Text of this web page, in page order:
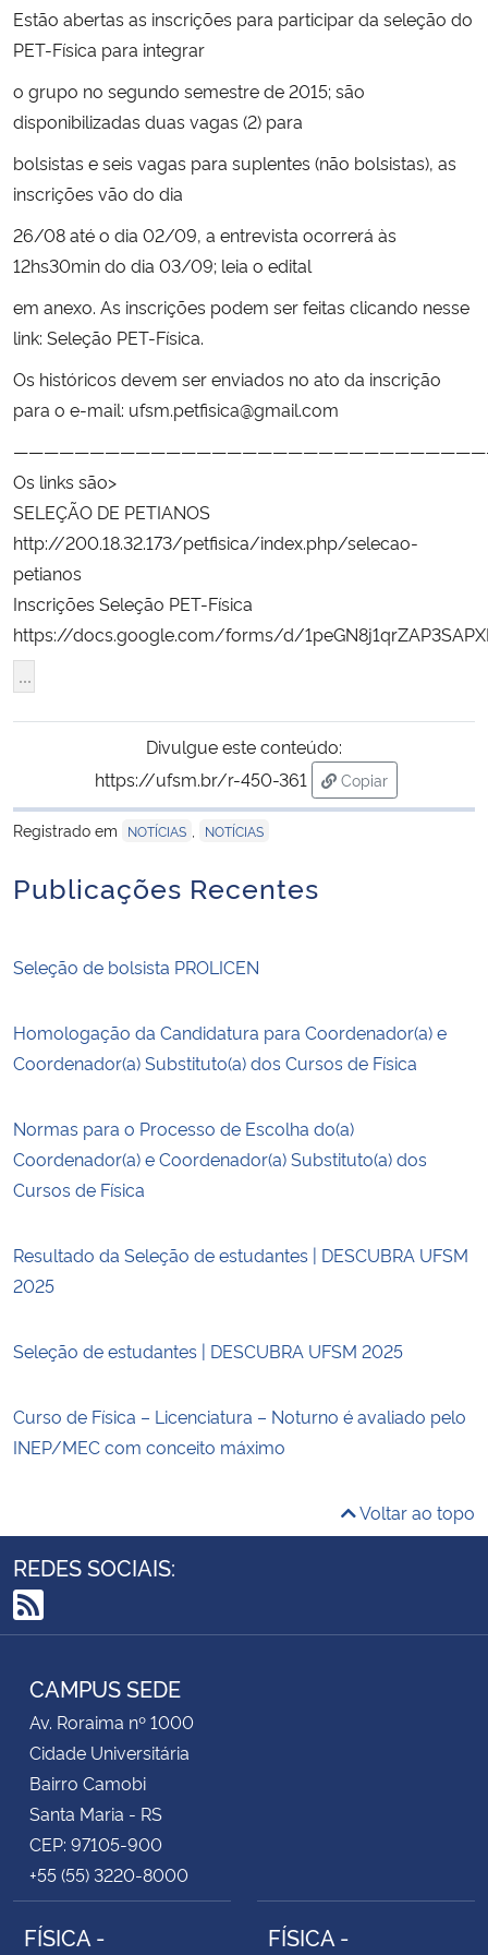
Ministério da Cidadania
Ministério de Minas e Energia
Ministério da Ciência, Tecnologia, Inovações e Comunicações
Ministério do Turismo
Controladoria-Geral da União
Ministério da Mulher, da Família e dos Direitos Humanos
Secretaria-Geral
Secretaria de Governo
Banco Central do Brasil
Planalto
Estão abertas as inscrições para participar da seleção do
PET-Física para integrar
o grupo no segundo semestre de 2015; são
disponibilizadas duas vagas (2) para
bolsistas e seis vagas para suplentes (não bolsistas), as
inscrições vão do dia
26/08 até o dia 02/09, a entrevista ocorrerá às
12hs30min do dia 03/09; leia o edital
em anexo. As inscrições podem ser feitas clicando nesse
link: Seleção PET-Física.
Os históricos devem ser enviados no ato da inscrição
para o e-mail: ufsm.petfisica@gmail.com
Os links são>
SELEÇÃO DE PETIANOS
http://200.18.32.173/petfisica/index.php/selecao-
petianos
Inscrições Seleção PET-Física
https://docs.google.com/forms/d/
Divulgue este conteúdo:
https://ufsm.br/r-450-361
Copiar
para área de
Registrado em
NOTÍCIAS NOTÍCIAS
Publicações Recentes
Seleção de bolsista PROLICEN
Homologação da Candidatura para Coordenador(a) e
Coordenador(a) Substituto(a) dos Cursos de Física
Normas para o Processo de Escolha do(a)
Coordenador(a) e Coordenador(a) Substituto(a) dos
Cursos de Física
Resultado da Seleção de estudantes | DESCUBRA UFSM
2025
Seleção de estudantes | DESCUBRA UFSM 2025
Curso de Física – Licenciatura – Noturno é avaliado pelo
INEP/MEC com conceito máximo
Voltar ao topo
REDES SOCIAIS:
RSS
CAMPUS SEDE
Av. Roraima nº 1000
Cidade Universitária
Bairro Camobi
Santa Maria - RS
CEP: 97105-900
+55 (55) 3220-8000
FÍSICA -
FÍSICA -